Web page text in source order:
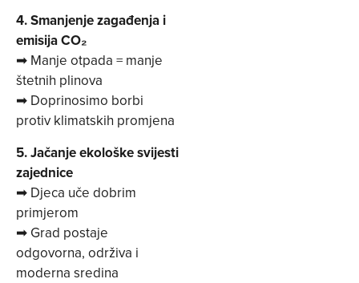
4. Smanjenje zagađenja i
emisija CO₂
➡ Manje otpada = manje
štetnih plinova
➡ Doprinosimo borbi
protiv klimatskih promjena
5. Jačanje ekološke svijesti
zajednice
➡ Djeca uče dobrim
primjerom
➡ Grad postaje
odgovorna, održiva i
moderna sredina